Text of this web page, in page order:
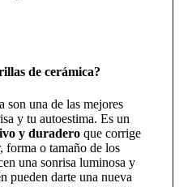
de cerámica?
son una de las mejores
y tu autoestima. Es un
y duradero que corrige
forma o tamaño de los
una sonrisa luminosa y
pueden darte una nueva